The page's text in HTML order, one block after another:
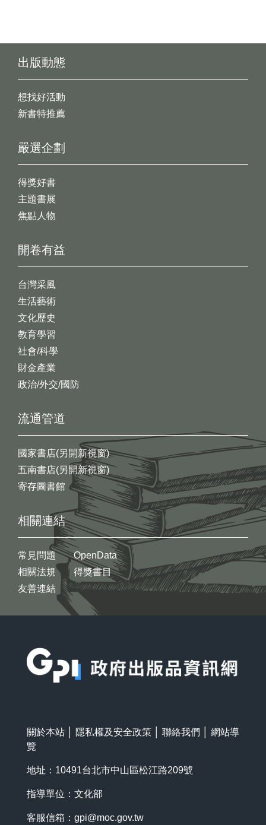
出版動態
想找好活動
新書特推薦
開卷有益
台灣采風
生活藝術
文化歷史
教育學習
社會/科學
財金產業
政治/外交/國防
嚴選企劃
得獎好書
主題書展
焦點人物
流通管道
國家書店(另開新視窗)
五南書店(另開新視窗)
寄存圖書館
相關連結
常見問題
相關法規
友善連結
OpenData
得獎書目
關於本站 隱私權及安全政策 聯絡我們
網站導
覽
地址：10491台北市中山區松江路209號
指導單位：文化部
客服信箱： gpi@moc.gov.tw